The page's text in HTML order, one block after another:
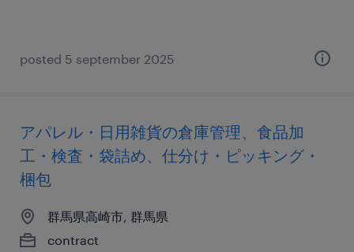
posted 5 september 2025
アパレル・日用雑貨の倉庫管理、食品加
工・検査・袋詰め、仕分け・ピッキング・
梱包
群馬県高崎市, 群馬県
contract